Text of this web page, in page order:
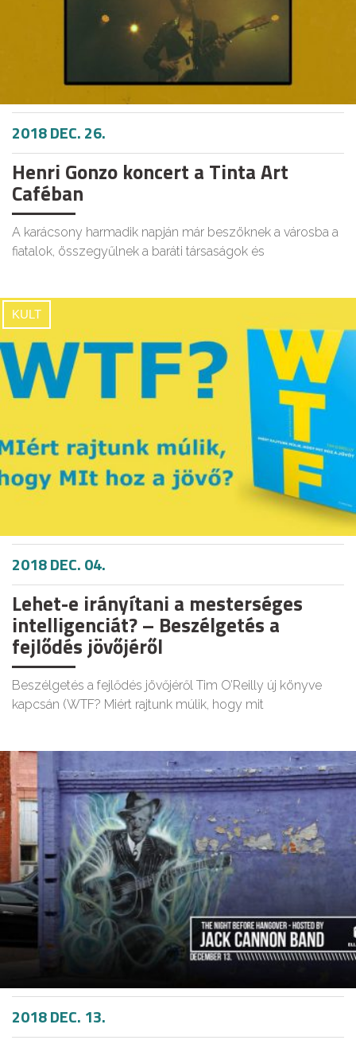
2018 DEC. 26.
Henri Gonzo koncert a Tinta Art
Caféban
A karácsony harmadik napján már beszöknek a városba a
fiatalok, összegyűlnek a baráti társaságok és
KULT
2018 DEC. 04.
Lehet-e irányítani a mesterséges
intelligenciát? – Beszélgetés a
fejlődés jövőjéről
Beszélgetés a fejlődés jövőjéről Tim O’Reilly új könyve
kapcsán (WTF? Miért rajtunk múlik, hogy mit
2018 DEC. 13.